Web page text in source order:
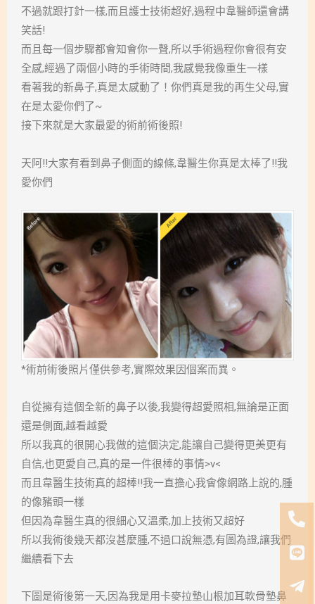
不過就跟打針一樣,而且護士技術超好,過程中韋醫師還會講
笑話!
而且每一個步驟都會知會你一聲,所以手術過程你會很有安
全感,經過了兩個小時的手術時間,我感覺我像重生一樣
看著我的新鼻子,真是太感動了！你們真是我的再生父母,實
在是太愛你們了~
接下來就是大家最愛的術前術後照!
天阿!!大家有看到鼻子側面的線條,韋醫生你真是太棒了!!我
愛你們
*術前術後照片僅供參考,實際效果因個案而異。
自從擁有這個全新的鼻子以後,我變得超愛照相,無論是正面
還是側面,越看越愛
所以我真的很開心我做的這個決定,能讓自己變得更美更有
自信,也更愛自己,真的是一件很棒的事情>v<
而且韋醫生技術真的超棒!!我一直擔心我會像網路上說的,腫
的像豬頭一樣
但因為韋醫生真的很細心又溫柔,加上技術又超好
所以我術後幾天都沒甚麼腫,不過口說無憑,有圖為證,讓我們
繼續看下去
下圖是術後第一天,因為我是用卡麥拉墊山根加耳軟骨墊鼻